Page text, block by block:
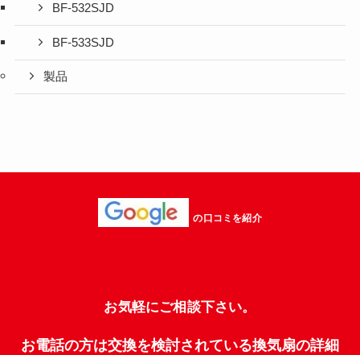
BF-532SJD
BF-533SJD
製品
の口コミを紹介
お気軽にご相談下さい。
お電話の方は交換を検討されている換気扇の詳細